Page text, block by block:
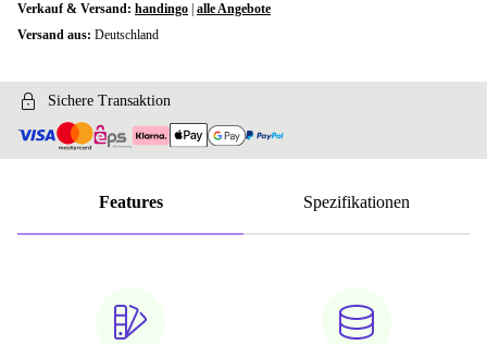
Verkauf & Versand: handingo alle Angebote
Versand aus: Deutschland
Sichere Transaktion
Features Spezifikationen